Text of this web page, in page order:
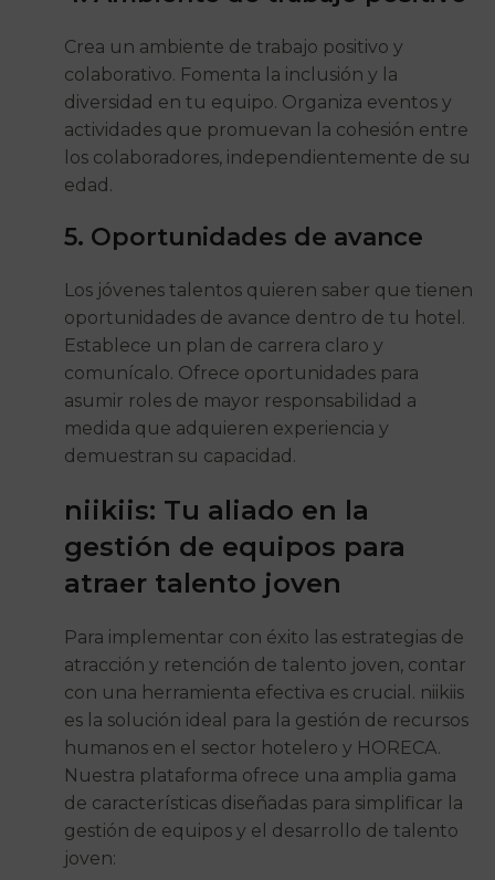
Crea un ambiente de trabajo positivo y
colaborativo. Fomenta la inclusión y la
diversidad en tu equipo. Organiza eventos y
actividades que promuevan la cohesión entre
los colaboradores, independientemente de su
edad.
5. Oportunidades de avance
Los jóvenes talentos quieren saber que tienen
oportunidades de avance dentro de tu hotel.
Establece un plan de carrera claro y
comunícalo. Ofrece oportunidades para
asumir roles de mayor responsabilidad a
medida que adquieren experiencia y
demuestran su capacidad.
niikiis: Tu aliado en la
gestión de equipos para
atraer talento joven
Para implementar con éxito las estrategias de
atracción y retención de talento joven, contar
con una herramienta efectiva es crucial. niikiis
es la solución ideal para la gestión de recursos
humanos en el sector hotelero y HORECA.
Nuestra plataforma ofrece una amplia gama
de características diseñadas para simplificar la
gestión de equipos y el desarrollo de talento
joven: